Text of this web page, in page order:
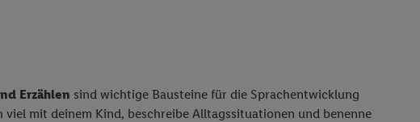
Erzählen sind wichtige Bausteine für die Sprachentwicklung
viel mit deinem Kind, beschreibe Alltagssituationen und benenne